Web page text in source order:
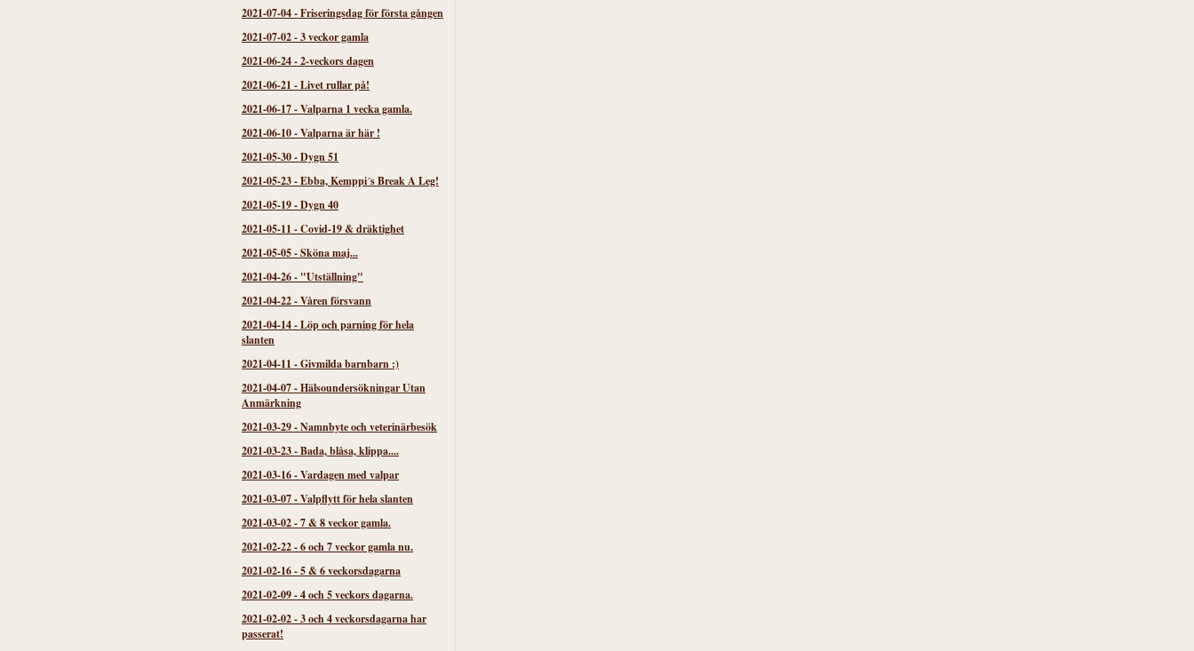
2021-07-04-Friseringsdag för första gången
2021-07-02-3 veckor gamla
2021-06-24-2-veckors dagen
2021-06-21 -Livet rullar på!
2021-06-17-Valparna 1 vecka gamla.
2021-06-10-Valparna är här !
2021-05-30-Dygn 51
2021-05-23-Ebba, Kemppi´s Break A Leg!
2021-05-19-Dygn 40
2021-05-11 -Covid-19 & dräktighet
2021-05-05-Sköna maj...
2021-04-26- "Utställning"
2021-04-22-Våren försvann
2021-04-14-Löp och parning för hela
slanten
2021-04-11 -Givmilda barnbarn :)
2021-04-07-Hälsoundersökningar Utan
Anmärkning
2021-03-29-Namnbyte och veterinärbesök
2021-03-23-Bada, blåsa, klippa....
2021-03-16-Vardagen med valpar
2021-03-07-Valpflytt för hela slanten
2021-03-02-7 & 8 veckor gamla.
2021-02-22-6 och 7 veckor gamla nu.
2021-02-16-5 & 6 veckorsdagarna
2021-02-09-4 och 5 veckors dagarna.
2021-02-02-3 och 4 veckorsdagarna har
passerat!